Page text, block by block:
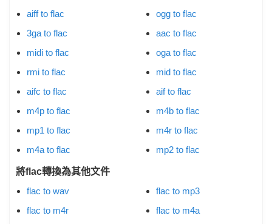
aiff to flac
3ga to flac
midi to flac
rmi to flac
aifc to flac
m4p to flac
mp1 to flac
m4a to flac
ogg to flac
aac to flac
oga to flac
mid to flac
aif to flac
m4b to flac
m4r to flac
mp2 to flac
將flac轉換為其他文件
flac to wav
flac to m4r
flac to mp3
flac to m4a